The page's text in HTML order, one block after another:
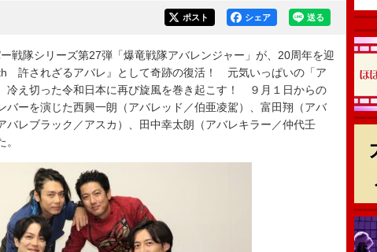
送る
シェア
ポスト
戦隊シリーズ第27弾「爆竜戦隊アバレンジャー」が、20周年を迎
許されざるアバレ』として奇跡の復活！ 元気いっぱいの「ア
冷え切った令和日本に再び旋風を巻き起こす！ ９月１日からの
バーを演じた西興一朗（アバレッド／伯亜凌駕）、富田翔（アバ
バレブラック／アスカ）、田中幸太朗（アバレキラー／仲代壬